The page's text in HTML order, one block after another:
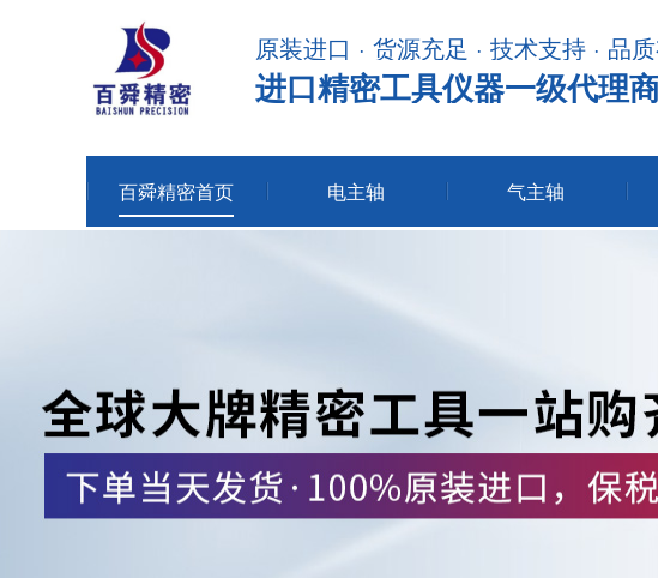
原装进口 · 货源充足 · 技术支持 · 品
进口精密工具仪器一级代理
百舜精密首页 电主轴 气主轴